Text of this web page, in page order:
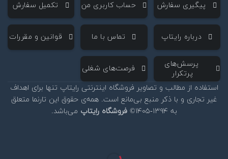
‌ پیگیری سفارش ‌ حساب کاربری من ‌ تکمیل سفارش
‌ درباره رایتاپ ‌ تماس با ما ‌ قوانین و مقررات
‌ پرسش‌های
پرتکرار
‌ فرصت‌های شغلی
استفاده از مطالب و تصاویر فروشگاه اینترنتی رایتاپ تنها برای اهداف
غیر تجاری و با ذکر منبع بی‌مانع است. همه‌ی حقوق این تارنما متعلق
به ۱۳۹۴-۱۴۰۵©
فروشگاه رایتاپ می‌باشد.